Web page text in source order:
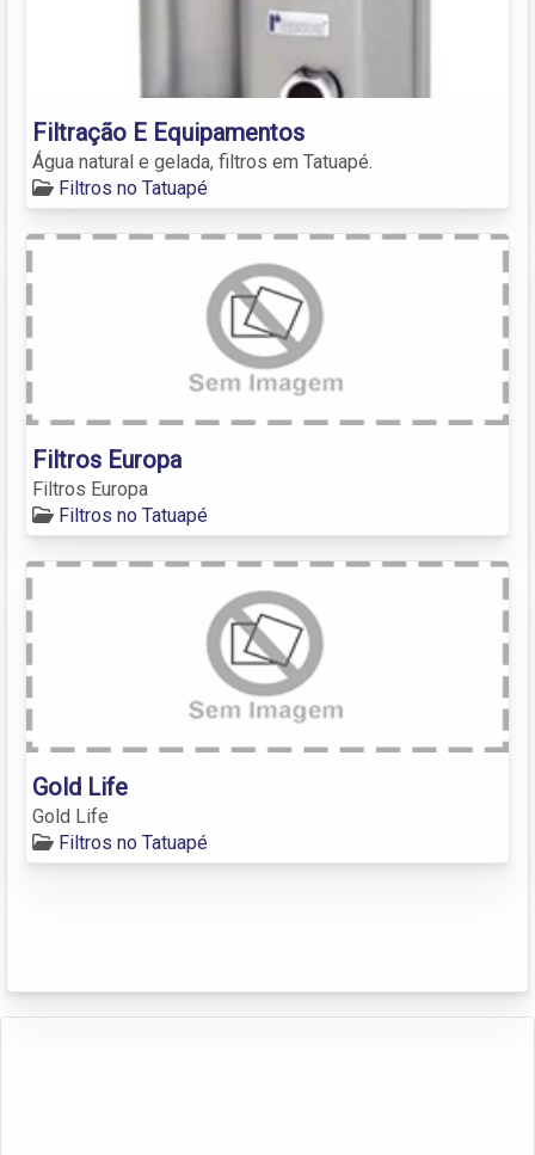
Filtração E Equipamentos
Água natural e gelada, filtros em Tatuapé.
Filtros no Tatuapé
Filtros Europa
Filtros Europa
Filtros no Tatuapé
Gold Life
Gold Life
Filtros no Tatuapé